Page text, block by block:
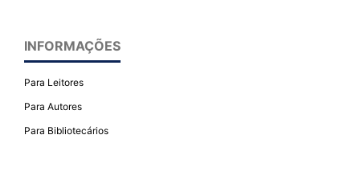
INFORMAÇÕES
Para Leitores
Para Autores
Para Bibliotecários